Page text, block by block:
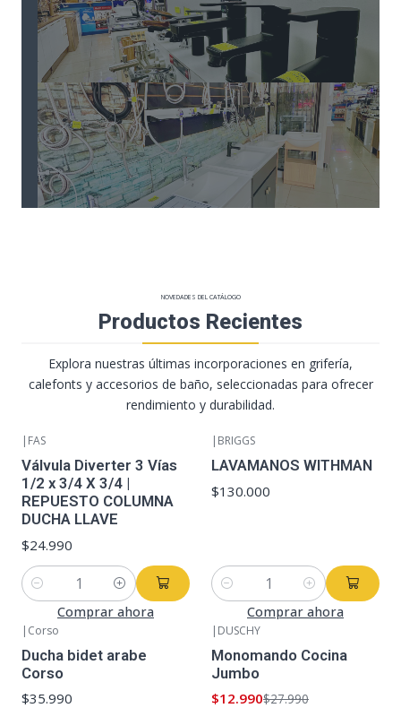
NOVEDADES DEL CATÁLOGO
Productos Recientes
Explora nuestras últimas incorporaciones en grifería,
calefonts y accesorios de baño, seleccionadas para ofrecer
rendimiento y durabilidad.
| FAS
Válvula Diverter 3 Vías
1/2 x 3/4 X 3/4 |
REPUESTO COLUMNA
DUCHA LLAVE
$24.990
Cantidad
Comprar ahora
| BRIGGS
LAVAMANOS WITHMAN
$130.000
Cantidad
Comprar ahora
| Corso
Ducha bidet arabe
Corso
$35.990
| DUSCHY
Monomando Cocina
Jumbo
$12.990$27.990